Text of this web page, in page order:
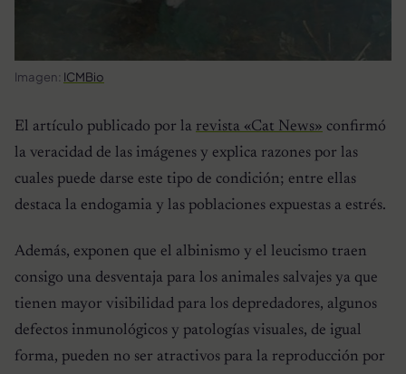
Imagen: ICMBio
El artículo publicado por la revista «Cat News» confirmó
la veracidad de las imágenes y explica razones por las
cuales puede darse este tipo de condición; entre ellas
destaca la endogamia y las poblaciones expuestas a estrés.
Además, exponen que el albinismo y el leucismo traen
consigo una desventaja para los animales salvajes ya que
tienen mayor visibilidad para los depredadores, algunos
defectos inmunológicos y patologías visuales, de igual
forma, pueden no ser atractivos para la reproducción por